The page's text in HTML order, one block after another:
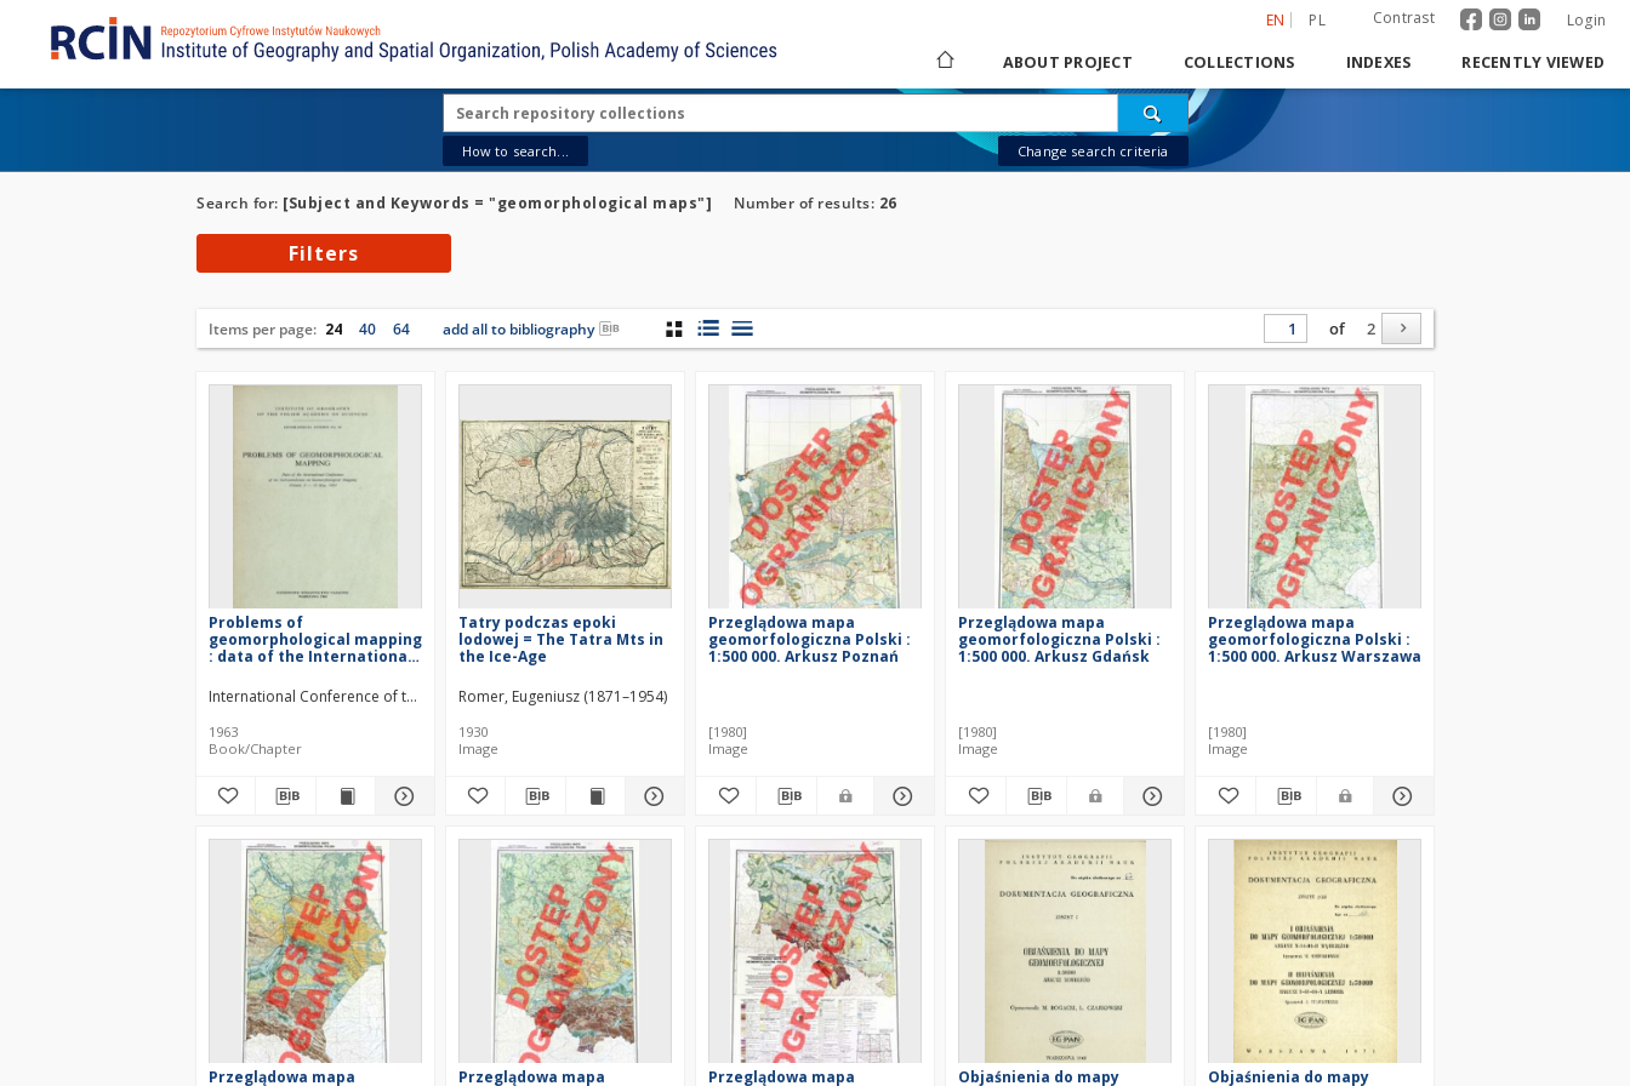
EN PL Contrast Login
ABOUT PROJECT COLLECTIONS INDEXES RECENTLY VIEWED
How to search... Change search criteria
Search for: [Subject and Keywords = "geomorphological maps"] Number of results: 26
Filters
Items per page: 24 40 64 add all to bibliography of 2
Problems of
geomorphological mapping
: data of the International
Subcommission on
Geomorphological
Mapping, Poland, 3-12 May,
1962 = Problemy
kartowania
International Conference of the Subcommission on Geomorphological Mapping (1962 ; Kraków / Warszawa)
1963
Book/Chapter
Tatry podczas epoki
lodowej = The Tatra Mts in
the Ice-Age
Romer, Eugeniusz (1871–1954)
1930
Image
Przeglądowa mapa
geomorfologiczna Polski :
1:500 000. Arkusz Poznań
[1980]
Image
Przeglądowa mapa
geomorfologiczna Polski :
1:500 000. Arkusz Gdańsk
[1980]
Image
Przeglądowa mapa
geomorfologiczna Polski :
1:500 000. Arkusz Warszawa
[1980]
Image
Przeglądowa mapa
Przeglądowa mapa
Przeglądowa mapa
Objaśnienia do mapy
Objaśnienia do mapy